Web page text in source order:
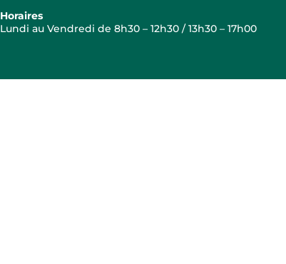
Horaires
Lundi au Vendredi de 8h30 – 12h30 / 13h30 – 17h00